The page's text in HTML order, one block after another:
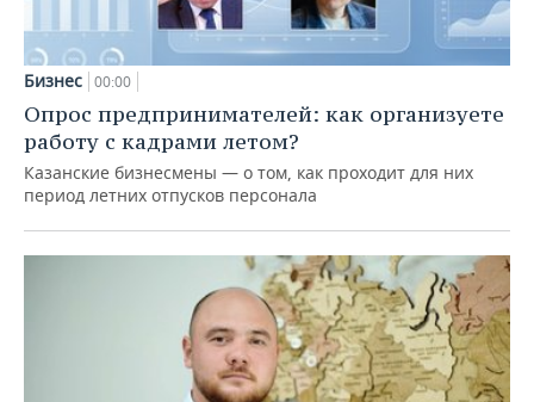
Бизнес 00:00
Опрос предпринимателей: как организуете
работу с кадрами летом?
Казанские бизнесмены — о том, как проходит для них
период летних отпусков персонала